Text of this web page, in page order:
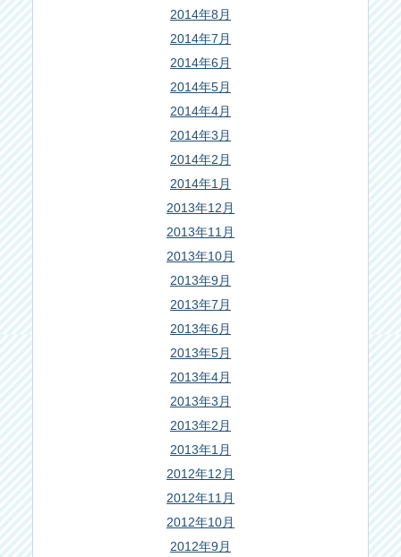
2014年8月
2014年7月
2014年6月
2014年5月
2014年4月
2014年3月
2014年2月
2014年1月
2013年12月
2013年11月
2013年10月
2013年9月
2013年7月
2013年6月
2013年5月
2013年4月
2013年3月
2013年2月
2013年1月
2012年12月
2012年11月
2012年10月
2012年9月